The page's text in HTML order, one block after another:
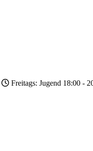
Freitags: Jugend 18:00 -